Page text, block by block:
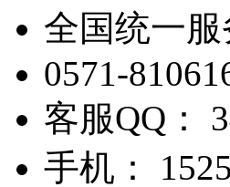
全国统一
0571-
客服QQ：
手机：